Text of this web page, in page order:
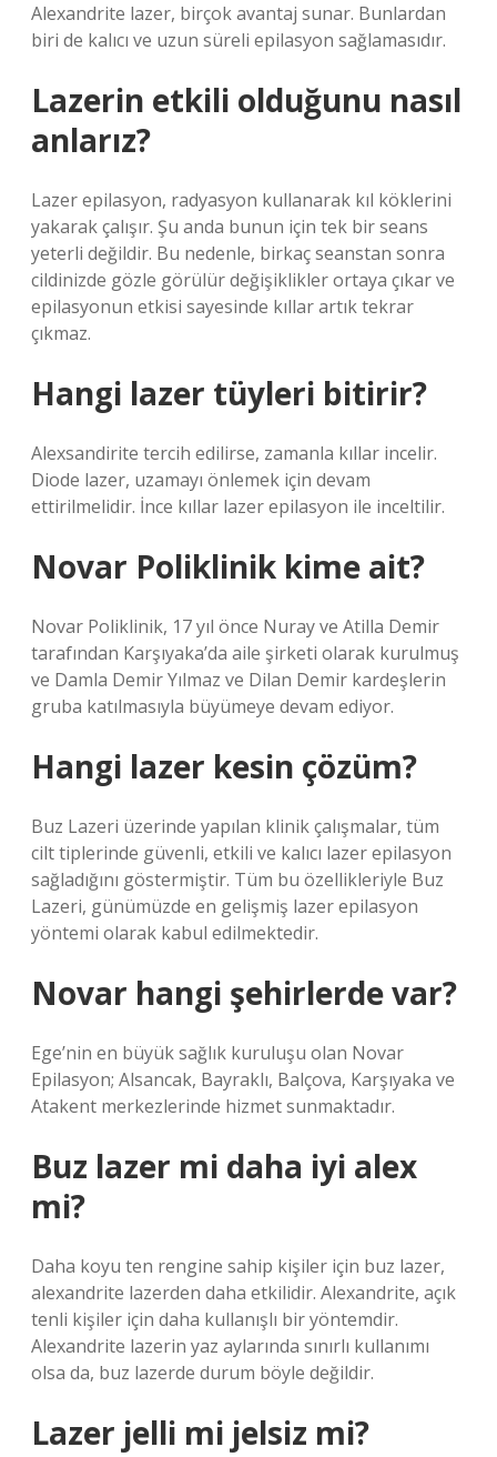
Alexandrite lazer, birçok avantaj sunar. Bunlardan
biri de kalıcı ve uzun süreli epilasyon sağlamasıdır.
Lazerin etkili olduğunu nasıl
anlarız?
Lazer epilasyon, radyasyon kullanarak kıl köklerini
yakarak çalışır. Şu anda bunun için tek bir seans
yeterli değildir. Bu nedenle, birkaç seanstan sonra
cildinizde gözle görülür değişiklikler ortaya çıkar ve
epilasyonun etkisi sayesinde kıllar artık tekrar
çıkmaz.
Hangi lazer tüyleri bitirir?
Alexsandirite tercih edilirse, zamanla kıllar incelir.
Diode lazer, uzamayı önlemek için devam
ettirilmelidir. İnce kıllar lazer epilasyon ile inceltilir.
Novar Poliklinik kime ait?
Novar Poliklinik, 17 yıl önce Nuray ve Atilla Demir
tarafından Karşıyaka’da aile şirketi olarak kurulmuş
ve Damla Demir Yılmaz ve Dilan Demir kardeşlerin
gruba katılmasıyla büyümeye devam ediyor.
Hangi lazer kesin çözüm?
Buz Lazeri üzerinde yapılan klinik çalışmalar, tüm
cilt tiplerinde güvenli, etkili ve kalıcı lazer epilasyon
sağladığını göstermiştir. Tüm bu özellikleriyle Buz
Lazeri, günümüzde en gelişmiş lazer epilasyon
yöntemi olarak kabul edilmektedir.
Novar hangi şehirlerde var?
Ege’nin en büyük sağlık kuruluşu olan Novar
Epilasyon; Alsancak, Bayraklı, Balçova, Karşıyaka ve
Atakent merkezlerinde hizmet sunmaktadır.
Buz lazer mi daha iyi alex
mi?
Daha koyu ten rengine sahip kişiler için buz lazer,
alexandrite lazerden daha etkilidir. Alexandrite, açık
tenli kişiler için daha kullanışlı bir yöntemdir.
Alexandrite lazerin yaz aylarında sınırlı kullanımı
olsa da, buz lazerde durum böyle değildir.
Lazer jelli mi jelsiz mi?